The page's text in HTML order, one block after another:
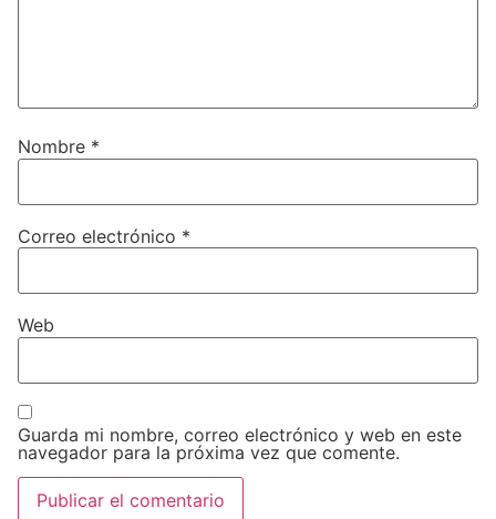
Nombre *
Correo electrónico *
Web
Guarda mi nombre, correo electrónico y web en este
navegador para la próxima vez que comente.